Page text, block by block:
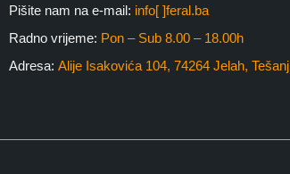
Pišite nam na e-mail: info[ ]feral.ba
Radno vrijeme: Pon – Sub 8.00 – 18.00h
Adresa: Alije Isakovića 104, 74264 Jelah, Tešanj